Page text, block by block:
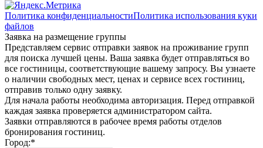
Политика конфиденциальностиПолитика использования куки
файлов
Заявка на размещение группы
Представляем сервис отправки заявок на проживание групп
для поиска лучшей цены. Ваша заявка будет отправляться во
все гостиницы, соответствующие вашему запросу. Вы узнаете
о наличии свободных мест, ценах и сервисе всех гостиниц,
отправив только одну заявку.
Для начала работы необходима авторизация. Перед отправкой
каждая заявка проверяется администратором сайта.
Заявки отправляются в рабочее время работы отделов
бронирования гостиниц.
Город:*